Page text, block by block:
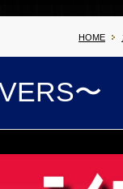
HOME
〜